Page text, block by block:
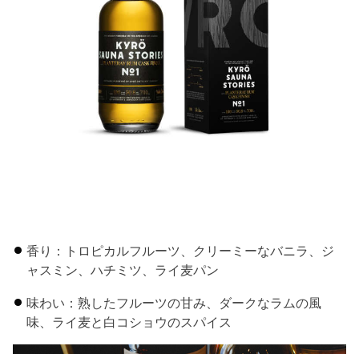
香り：トロピカルフルーツ、クリーミーなバニラ、ジ
ャスミン、ハチミツ、ライ麦パン
味わい：熟したフルーツの甘み、ダークなラムの風
味、ライ麦と白コショウのスパイス